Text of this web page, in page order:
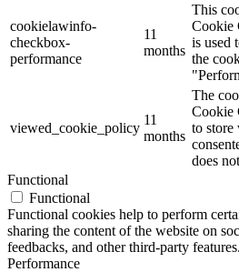
cookielawinfo-
checkbox-
performance
11
months
This
Cookie
is used
the
viewed_cookie_policy
11
months
The
Cookie
to store
does
Functional
Functional
Functional cookies help to perform
sharing the content of the website on
feedbacks, and other third-party features.
Performance